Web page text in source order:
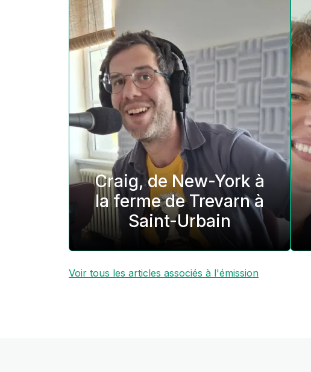
Craig, de New-York à
la ferme de Trevarn à
Saint-Urbain
Voir tous les articles associés à l'émission